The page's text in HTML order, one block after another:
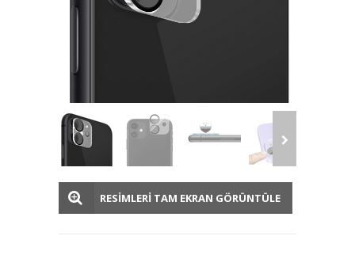
RESİMLERİ TAM EKRAN GÖRÜNTÜLE